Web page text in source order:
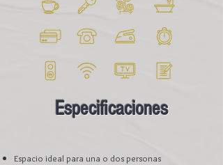
Especificaciones
Espacio ideal para una o dos personas